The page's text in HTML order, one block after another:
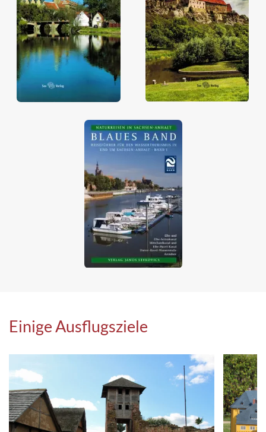
Einige Ausflugsziele